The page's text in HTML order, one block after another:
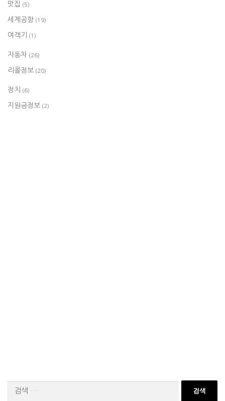
맛집 (5)
세계공항 (19)
여객기 (1)
자동차 (26)
리콜정보 (20)
정치 (6)
지원금정보 (2)